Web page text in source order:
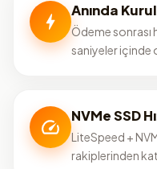
Anında
Ödeme sonrası
saniyeler içinde
NVMe SSD
LiteSpeed +
rakiplerinden kat